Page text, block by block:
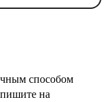
способом
на